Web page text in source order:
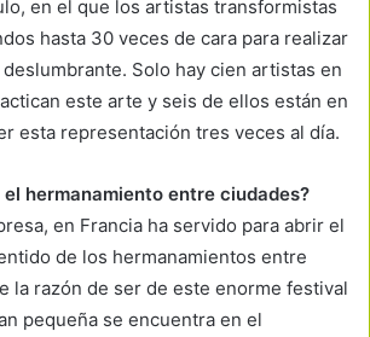
en el que los artistas transformistas
hasta 30 veces de cara para realizar
Solo hay cien artistas en
este arte y seis de ellos están en
esta representación tres veces al día.
el hermanamiento entre ciudades?
en Francia ha servido para abrir el
de los hermanamientos entre
la razón de ser de este enorme festival
pequeña se encuentra en el